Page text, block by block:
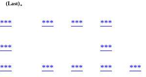
(Last)。
*** *** *** ***
***
***
*** *** *** ***
***